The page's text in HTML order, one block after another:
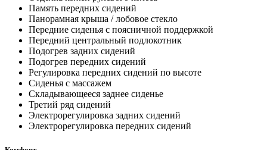
Память передних сидений
Панорамная крыша / лобовое стекло
Передние сиденья с поясничной поддержкой
Передний центральный подлокотник
Подогрев задних сидений
Подогрев передних сидений
Регулировка передних сидений по высоте
Сиденья с массажем
Складывающееся заднее сиденье
Третий ряд сидений
Электрорегулировка задних сидений
Электрорегулировка передних сидений